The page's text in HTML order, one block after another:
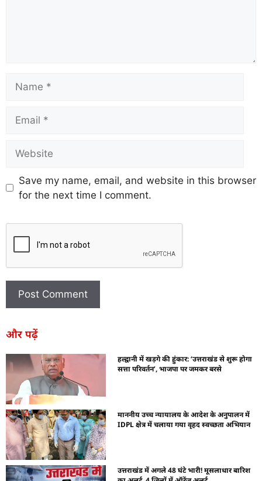
Save my name, email, and website in this browser
for the next time I comment.
और पढ़ें
हल्द्वानी में खड़गे की हुंकार: ‘उत्तराखंड से शुरू होगा
सत्ता परिवर्तन’, भाजपा पर जमकर बरसे
माननीय उच्च न्यायालय के आदेश के अनुपालन में
IDPL क्षेत्र में चलाया गया वृहद स्वच्छता अभियान
उत्तराखंड में अगले 48 घंटे भारी! मूसलाधार बारिश